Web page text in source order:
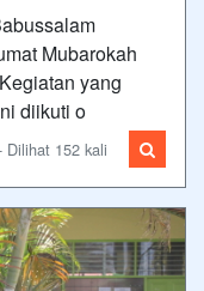
Mubarokah
yang
diikuti o
Dilihat 152 kali